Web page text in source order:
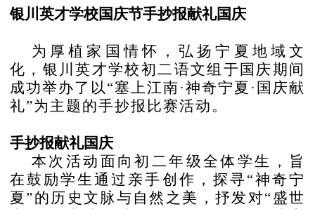
银川英才学校国庆节手抄报献礼国庆
为厚植家国情怀，弘扬宁夏地域文
化，银川英才学校初二语文组于国庆期间
成功举办了以“塞上江南·神奇宁夏·国庆献
礼”为主题的手抄报比赛活动。
手抄报献礼国庆
本次活动面向初二年级全体学生，旨
在鼓励学生通过亲手创作，探寻“神奇宁
夏”的历史文脉与自然之美，抒发对“盛世